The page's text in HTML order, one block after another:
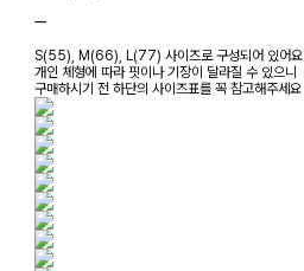
ㅡ
S(55), M(66), L(77) 사이즈로 구성되어 있어요
개인 체형에 따라 핏이나 기장이 달라질 수 있으니
구매하시기 전 하단의 사이즈표를 꼭 참고해주세요